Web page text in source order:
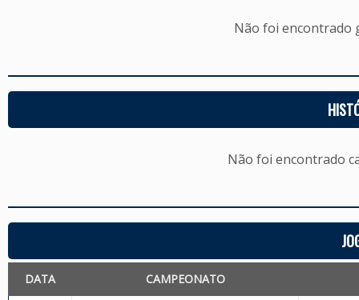
Não foi encontrado
Não foi encontrado
DATA CAMPEONATO